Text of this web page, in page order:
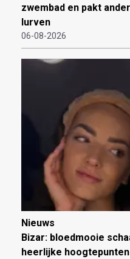
zwembad en pakt
lurven
06-08-2026
Nieuws
Bizar: bloedmooie
heerlijke